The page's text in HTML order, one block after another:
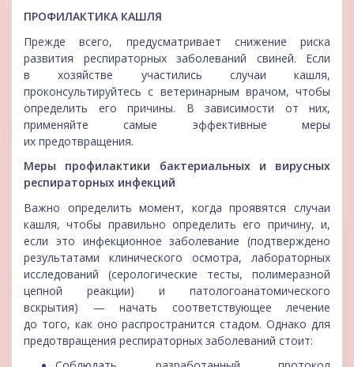
ПРОФИЛАКТИКА КАШЛЯ
Прежде всего, предусматривает снижение риска
развития респираторных заболеваний свиней. Если
в хозяйстве участились случаи кашля,
проконсультируйтесь с ветеринарным врачом, чтобы
определить его причины. В зависимости от них,
применяйте самые эффективные меры
их предотвращения.
Меры профилактики бактериальных и вирусных
респираторных инфекций
Важно определить момент, когда проявятся случаи
кашля, чтобы правильно определить его причину, и,
если это инфекционное заболевание (подтверждено
результатами клинического осмотра, лабораторных
исследований (серологические тесты, полимеразной
цепной реакции) и патологоанатомического
вскрытия) — начать соответствующее лечение
до того, как оно распространится стадом. Однако для
предотвращения респираторных заболеваний стоит: